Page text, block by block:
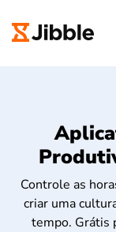
Controle as
criar uma
tempo. Grátis